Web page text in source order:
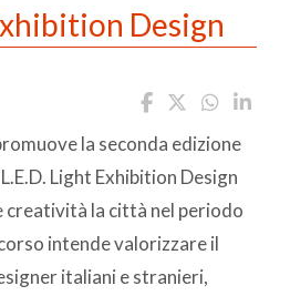
Design
la seconda edizione
Light Exhibition Design
creatività la città nel periodo
intende valorizzare il
italiani e stranieri,